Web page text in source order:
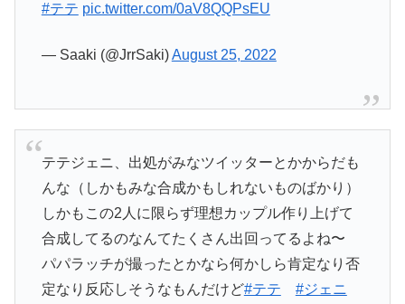
#テテ pic.twitter.com/0aV8QQPsEU
— Saaki (@JrrSaki)August 25, 2022
テテジェニ、出処がみなツイッターとかからだも
んな（しかもみな合成かもしれないものばかり）
しかもこの2人に限らず理想カップル作り上げて
合成してるのなんてたくさん出回ってるよね〜
パパラッチが撮ったとかなら何かしら肯定なり否
定なり反応しそうなもんだけど#テテ
#ジェニ